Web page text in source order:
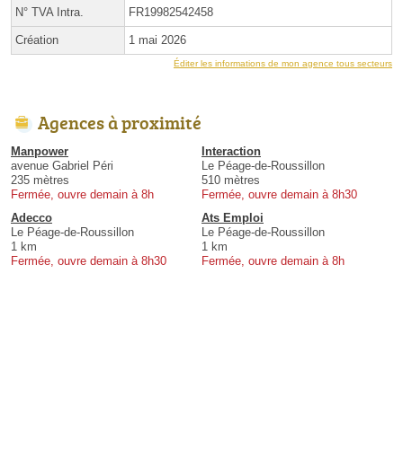
N° TVA Intra. FR19982542458
Création 1 mai 2026
Éditer les informations de mon agence tous secteurs
Agences à proximité
Manpower
avenue Gabriel Péri
235 mètres
Fermée, ouvre demain à 8h
Interaction
Le Péage-de-Roussillon
510 mètres
Fermée, ouvre demain à 8h30
Adecco
Le Péage-de-Roussillon
1 km
Fermée, ouvre demain à 8h30
Ats Emploi
Le Péage-de-Roussillon
1 km
Fermée, ouvre demain à 8h